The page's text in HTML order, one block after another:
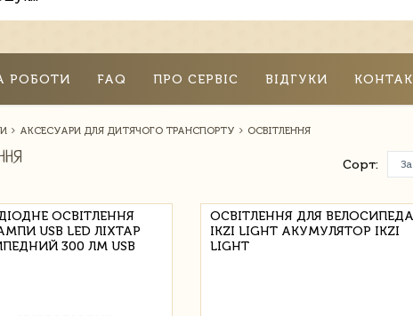
РОБОТИ FAQ ПРО СЕРВІС ВІДГУКИ
АКСЕСУАРИ ДЛЯ ДИТЯЧОГО ТРАНСПОРТУ ОСВІТЛЕННЯ
Сорт:
ОСВІТЛЕННЯ
USB LED ЛІХТАР
300 ЛМ USB
ОСВІТЛЕННЯ ДЛЯ ВЕЛОСИПЕДА
IKZI LIGHT АКУМУЛЯТОР IKZI
LIGHT